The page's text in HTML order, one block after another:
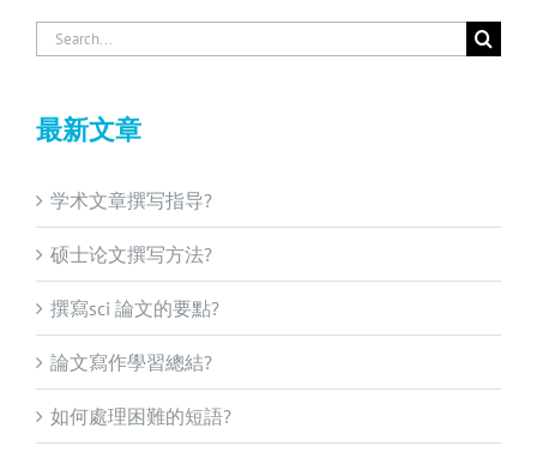
Search
for:
最新文章
学术文章撰写指导?
硕士论文撰写方法?
撰寫sci 論文的要點?
論文寫作學習總結?
如何處理困難的短語?